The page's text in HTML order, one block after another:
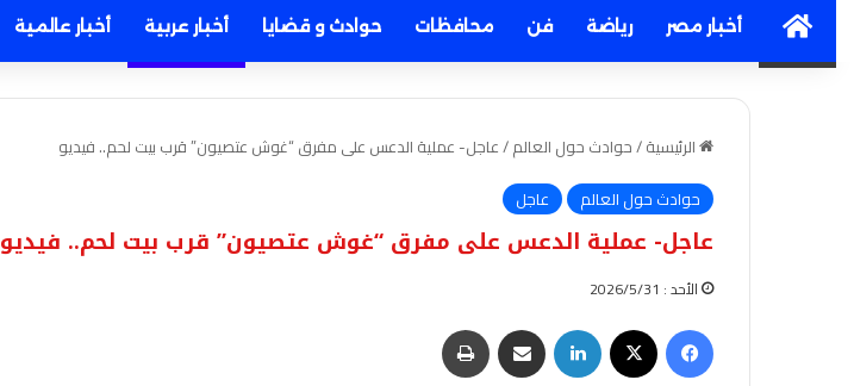
Homeأخبار مصر رياضة فن محافظات حوادث و قضايا أخبار عربية أخبار عالمية
الرئيسية/حوادث حول العالم/عاجل- عملية الدعس على مفرق “غوش عتصيون” قرب بيت لحم.. فيديو
حوادث حول العالم
عاجل
عاجل- عملية الدعس على مفرق “غوش عتصيون” قرب بيت لحم.. فيديو
الأحد : 2026/5/31
فيسبوك لينكدإن مشاركة عبر البريد